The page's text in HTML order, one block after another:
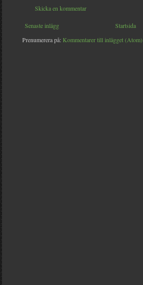
Skicka en kommentar
Senaste inlägg
Startsida
Prenumerera på: Kommentarer till inlägget (Atom)